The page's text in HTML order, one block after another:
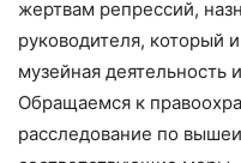
жертвам репрессий,
руководителя, который
музейная деятельность
Обращаемся к
расследование по